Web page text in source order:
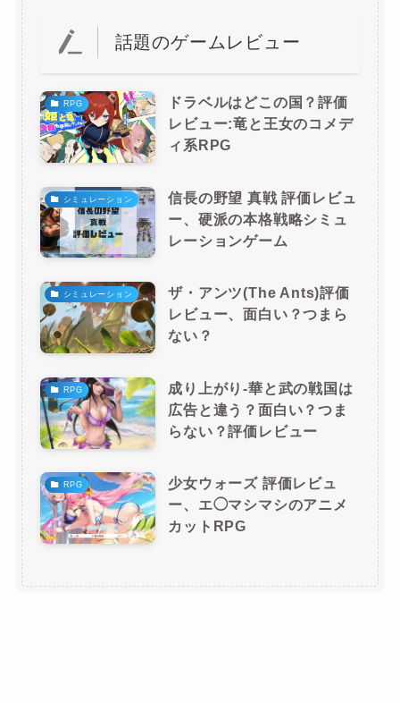
話題のゲームレビュー
RPG
ドラベルはどこの国？評価
レビュー:竜と王女のコメデ
ィ系RPG
シミュレーション
信長の野望 真戦 評価レビュ
ー、硬派の本格戦略シミュ
レーションゲーム
シミュレーション
ザ・アンツ(The Ants)評価
レビュー、面白い？つまら
ない？
RPG
成り上がり-華と武の戦国は
広告と違う？面白い？つま
らない？評価レビュー
RPG
少女ウォーズ 評価レビュ
ー、エ◯マシマシのアニメ
カットRPG